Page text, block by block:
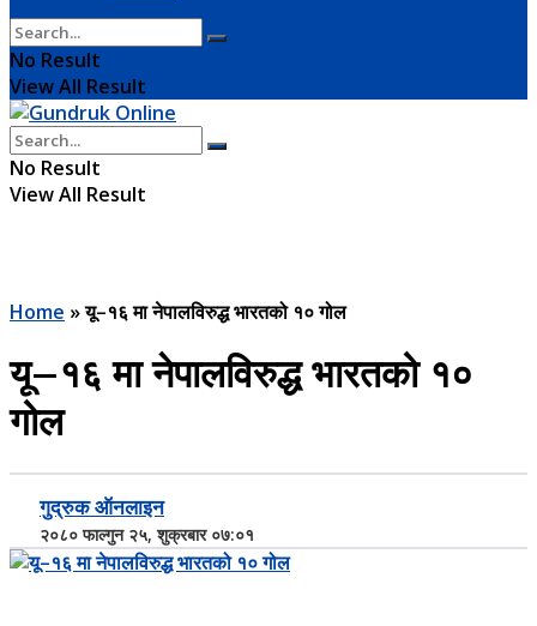
No Result
View All Result
No Result
View All Result
Home »यू–१६ मा नेपालविरुद्ध भारतको १० गोल
यू–१६ मा नेपालविरुद्ध भारतको १०
गोल
गुद्रुक ऑनलाइन
२०८० फाल्गुन २५, शुक्रबार ०७:०१